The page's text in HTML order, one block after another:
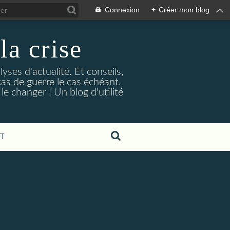
Connexion + Créer mon blog
crise
d'actualité. Et conseils,
de guerre le cas échéant.
changer ! Un blog d'utilité